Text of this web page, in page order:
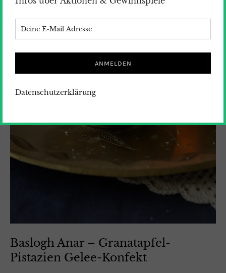
Baslogh Anar – Granatapfel-
Pistazien Gelee-Konfekt
Datenschutzerklärung